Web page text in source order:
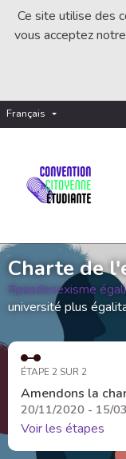
Ce site utilise des
vous acceptez
Français Choisir la langue
Charte de
#pasdesexisme
université plus
ÉTAPE 2 SUR 2
Amendons la
20/11/2020 - 15/
Voir les étapes